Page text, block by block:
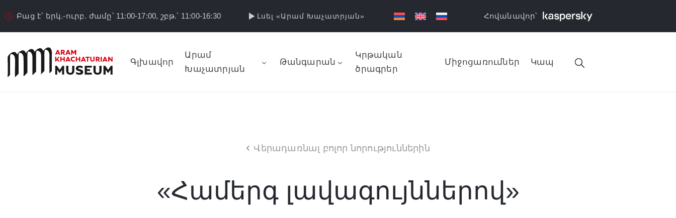
Բաց է՝ երկ.-ուրբ. ժամը՝ 11:00-17:00, շբթ.՝ 11:00-16:30 Լսել «Արամ Խաչատրյան» Հովանավոր՝
Գլխավոր
Արամ
Խաչատրյան
Թանգարան
Կրթական
ծրագրեր
Միջոցառումներ Կապ
Վերադառնալ բոլոր նորություններին
«Համերգ լավագույններով»